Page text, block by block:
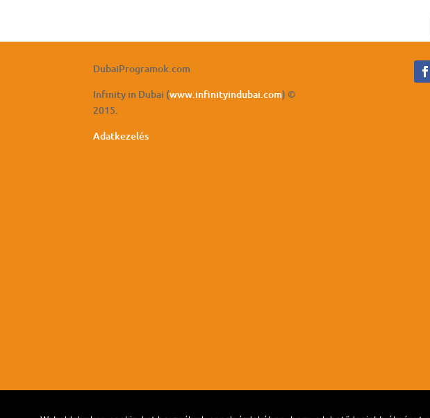
DubaiProgramok.com
Infinity in Dubai (www.infinityindubai.com) ©
2015.
Adatkezelés